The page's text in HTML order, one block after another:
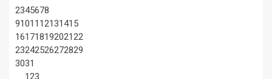
2345678
91011 12131415
16171819202122
23242526272829
3031
123